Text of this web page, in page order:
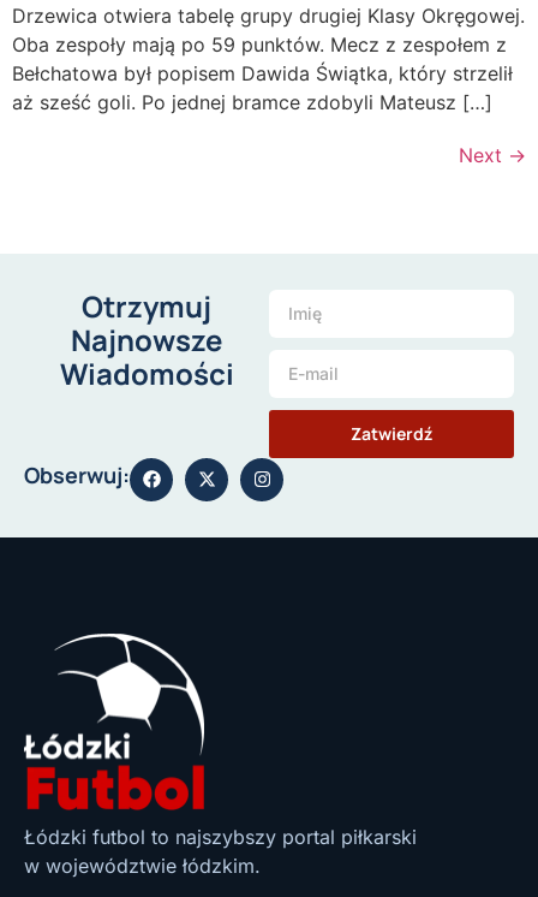
Drzewica otwiera tabelę grupy drugiej Klasy Okręgowej.
Oba zespoły mają po 59 punktów. Mecz z zespołem z
Bełchatowa był popisem Dawida Świątka, który strzelił
aż sześć goli. Po jednej bramce zdobyli Mateusz […]
Next →
Otrzymuj
Najnowsze
Wiadomości
Zatwierdź
Obserwuj:
Łódzki futbol to najszybszy portal piłkarski
w województwie łódzkim.